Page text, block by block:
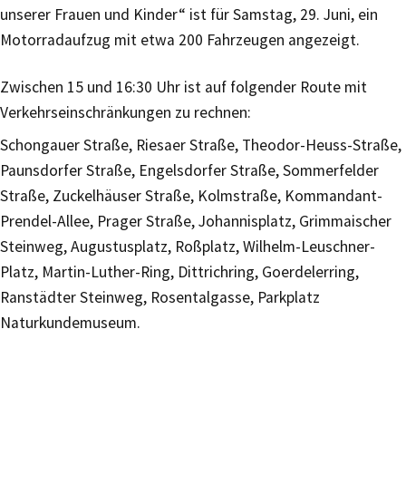
unserer Frauen und Kinder“ ist für Samstag, 29. Juni, ein
Motorradaufzug mit etwa 200 Fahrzeugen angezeigt.
Zwischen 15 und 16:30 Uhr ist auf folgender Route mit
Verkehrseinschränkungen zu rechnen:
Schongauer Straße, Riesaer Straße, Theodor-Heuss-Straße,
Paunsdorfer Straße, Engelsdorfer Straße, Sommerfelder
Straße, Zuckelhäuser Straße, Kolmstraße, Kommandant-
Prendel-Allee, Prager Straße, Johannisplatz, Grimmaischer
Steinweg, Augustusplatz, Roßplatz, Wilhelm-Leuschner-
Platz, Martin-Luther-Ring, Dittrichring, Goerdelerring,
Ranstädter Steinweg, Rosentalgasse, Parkplatz
Naturkundemuseum.